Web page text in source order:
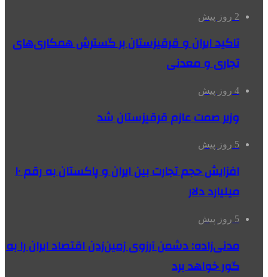
2 روز پیش
تاکید ایران و قرقیزستان بر گسترش همکاری‌های
تجاری و معدنی
4 روز پیش
وزیر صمت عازم قرقیزستان شد
5 روز پیش
افزایش حجم تجارت بین ایران و پاکستان به رقم ۱۰
میلیارد دلار
5 روز پیش
مدنی‌زاده: دشمن آرزوی زمین‌زدن اقتصاد ایران را به
گور خواهد برد